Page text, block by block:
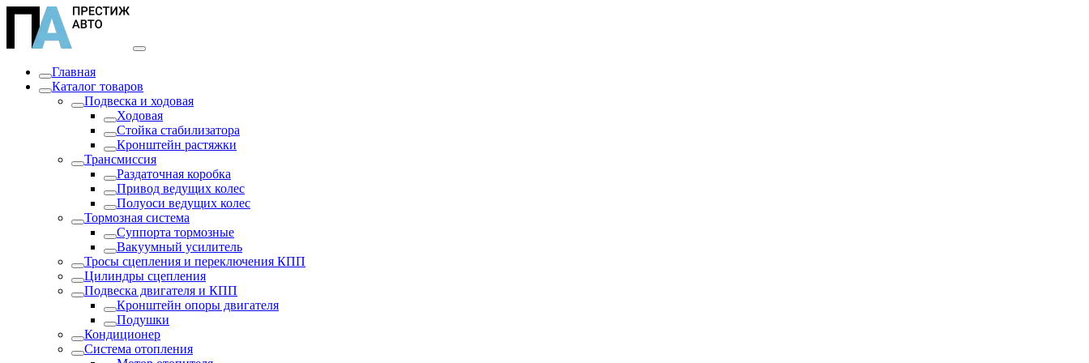
Главная
Каталог товаров
Подвеска и ходовая
Ходовая
Стойка стабилизатора
Кронштейн растяжки
Трансмиссия
Раздаточная коробка
Привод ведущих колес
Полуоси ведущих колес
Тормозная система
Суппорта тормозные
Вакуумный усилитель
Тросы сцепления и переключения КПП
Цилиндры сцепления
Подвеска двигателя и КПП
Кронштейн опоры двигателя
Подушки
Кондиционер
Система отопления